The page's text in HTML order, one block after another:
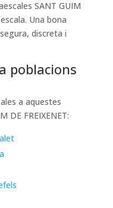
SANT GUIM
Una bona
discreta i
poblacions
a aquestes
DE FREIXENET: